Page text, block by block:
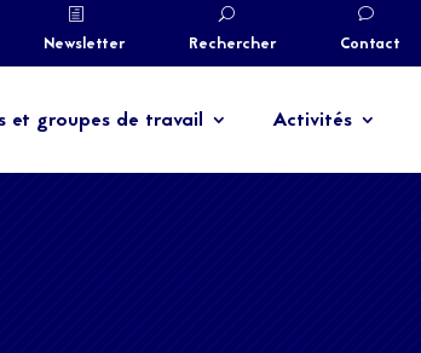
Newsletter Rechercher Contact
et groupes de travail Activités